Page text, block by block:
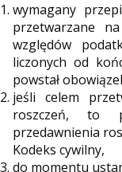
wymagany
przetwarzane
względów
liczonych od
powstał
jeśli celem
roszczeń, to
przedawnienia
Kodeks cywilny,
do momentu